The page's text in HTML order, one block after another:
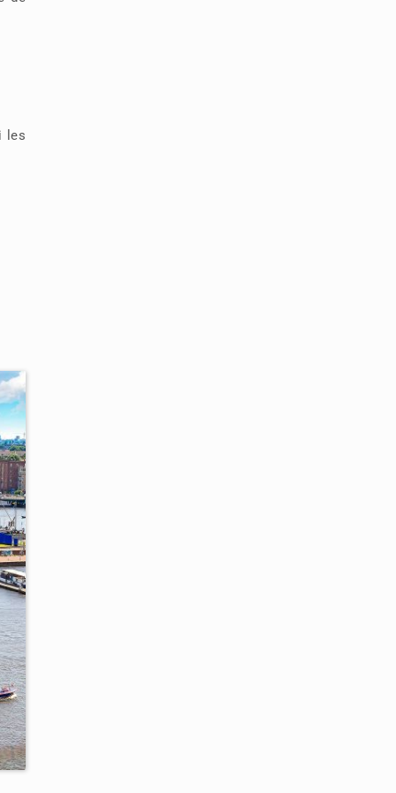
les